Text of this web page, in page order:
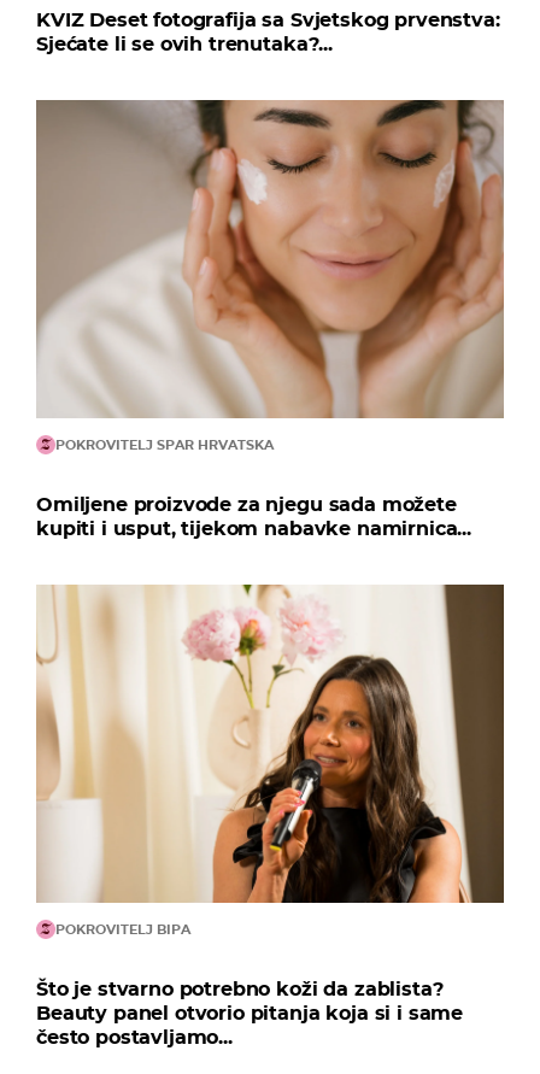
KVIZ Deset fotografija sa Svjetskog prvenstva:
Sjećate li se ovih trenutaka?...
POKROVITELJ SPAR HRVATSKA
Omiljene proizvode za njegu sada možete
kupiti i usput, tijekom nabavke namirnica...
POKROVITELJ BIPA
Što je stvarno potrebno koži da zablista?
Beauty panel otvorio pitanja koja si i same
često postavljamo...